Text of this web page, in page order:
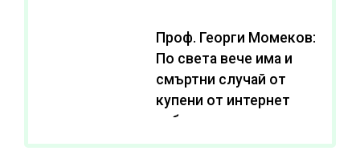
Проф. Георги Момеков:
По света вече има и
смъртни случай от
купени от интернет
субстанции за
отслабване